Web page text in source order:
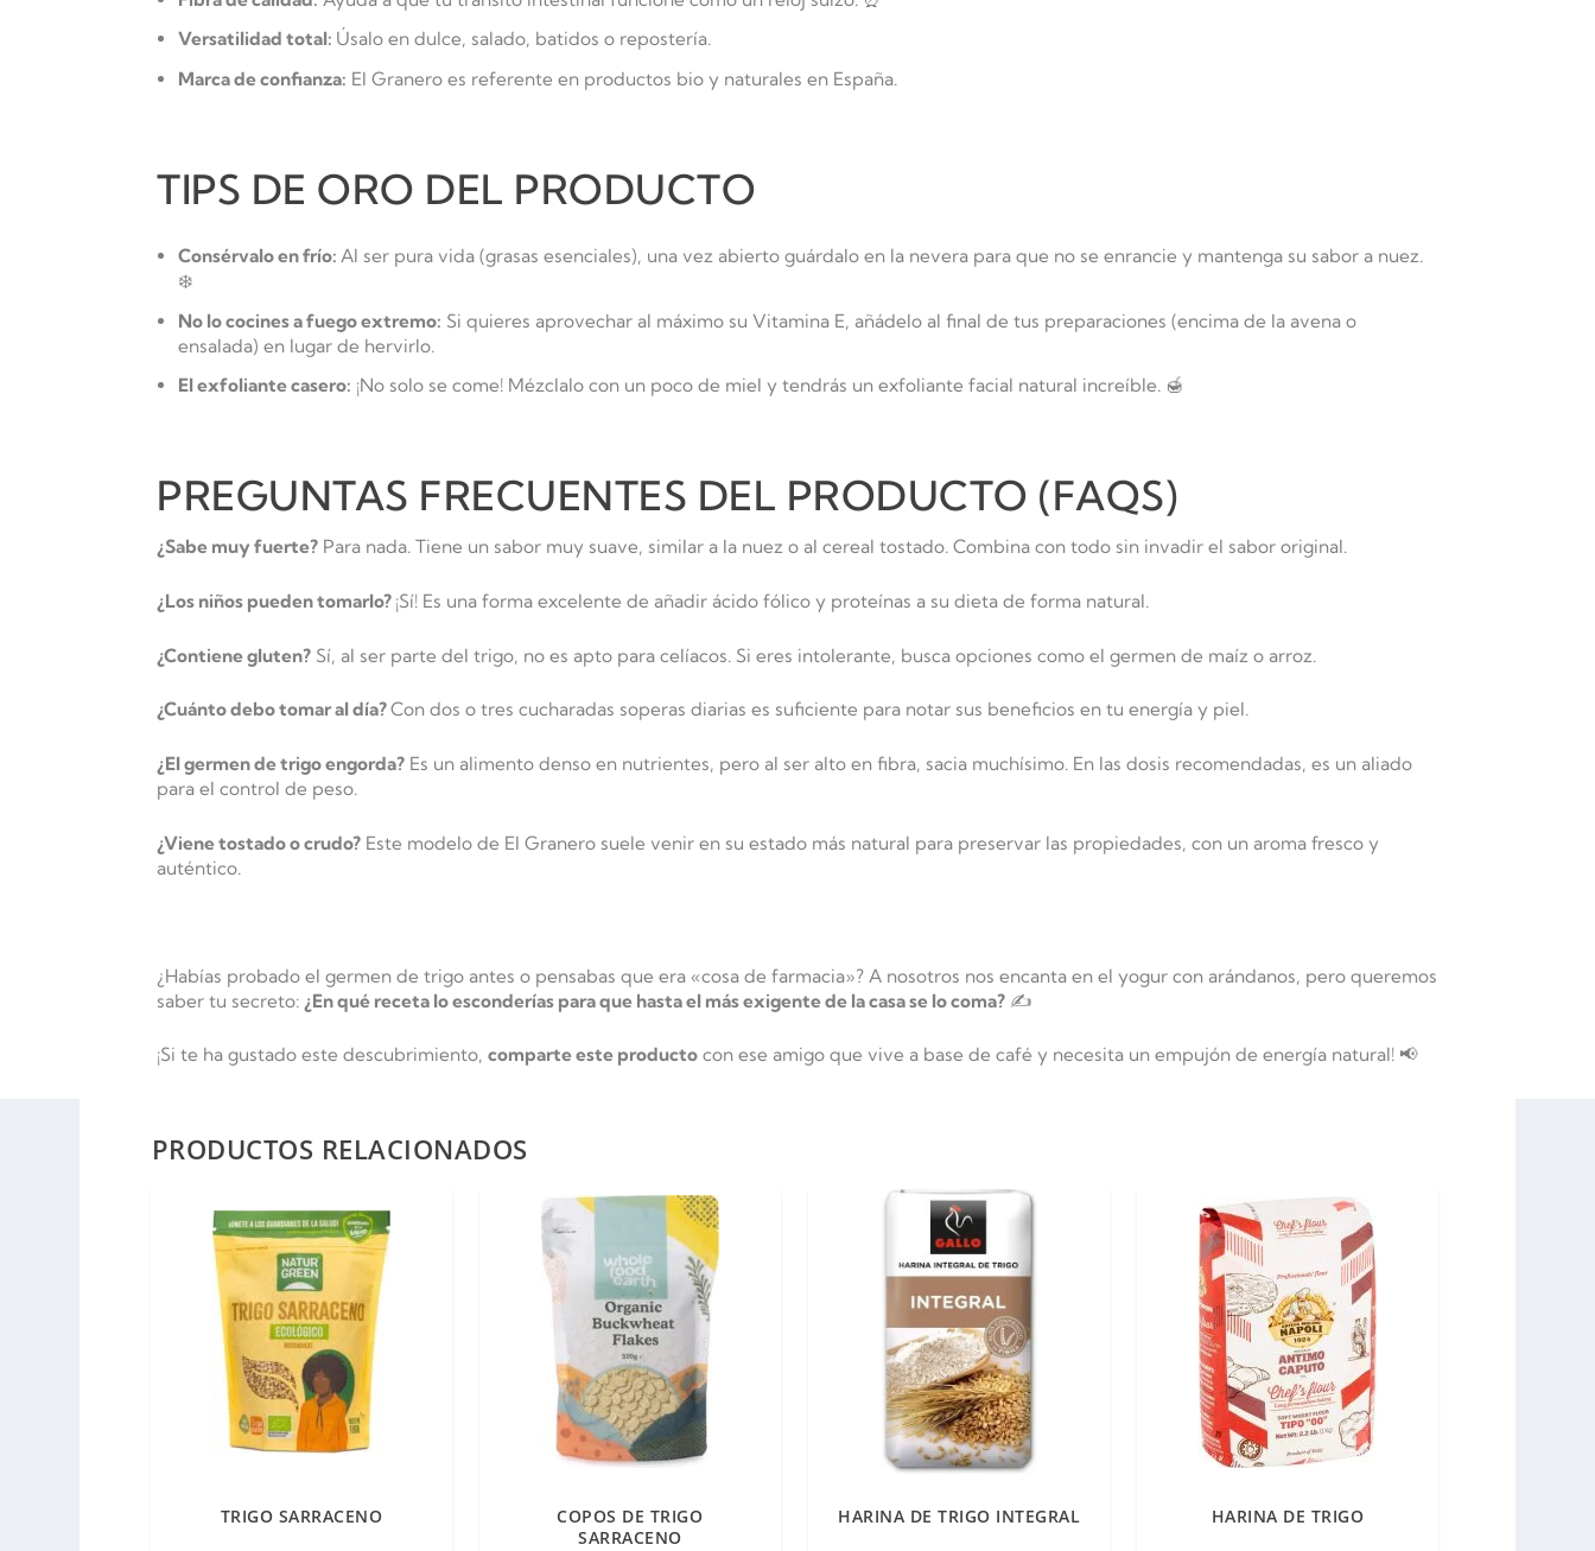
Versatilidad total: Úsalo en dulce, salado, batidos o repostería.
Marca de confianza: El Granero es referente en productos bio y naturales en España.
TIPS DE ORO DEL PRODUCTO
Consérvalo en frío: Al ser pura vida (grasas esenciales), una vez abierto guárdalo en la nevera para que no se enrancie y mantenga su sabor a nuez.
❄️
No lo cocines a fuego extremo: Si quieres aprovechar al máximo su Vitamina E, añádelo al final de tus preparaciones (encima de la avena o
ensalada) en lugar de hervirlo.
El exfoliante casero: ¡No solo se come! Mézclalo con un poco de miel y tendrás un exfoliante facial natural increíble. 🍯
PREGUNTAS FRECUENTES DEL PRODUCTO (FAQS)
¿Sabe muy fuerte? Para nada. Tiene un sabor muy suave, similar a la nuez o al cereal tostado. Combina con todo sin invadir el sabor original.
¿Los niños pueden tomarlo? ¡Sí! Es una forma excelente de añadir ácido fólico y proteínas a su dieta de forma natural.
¿Contiene gluten? Sí, al ser parte del trigo, no es apto para celíacos. Si eres intolerante, busca opciones como el germen de maíz o arroz.
¿Cuánto debo tomar al día?Con dos o tres cucharadas soperas diarias es suficiente para notar sus beneficios en tu energía y piel.
¿El germen de trigo engorda? Es un alimento denso en nutrientes, pero al ser alto en fibra, sacia muchísimo. En las dosis recomendadas, es un aliado
para el control de peso.
¿Viene tostado o crudo? Este modelo de El Granero suele venir en su estado más natural para preservar las propiedades, con un aroma fresco y
auténtico.
¿Habías probado el germen de trigo antes o pensabas que era «cosa de farmacia»? A nosotros nos encanta en el yogur con arándanos, pero queremos
saber tu secreto: ¿En qué receta lo esconderías para que hasta el más exigente de la casa se lo coma? ✍️
¡Si te ha gustado este descubrimiento, comparte este producto con ese amigo que vive a base de café y necesita un empujón de energía natural! 📢
PRODUCTOS RELACIONADOS
TRIGO SARRACENO
COPOS DE TRIGO
SARRACENO
HARINA DE TRIGO INTEGRAL HARINA DE TRIGO